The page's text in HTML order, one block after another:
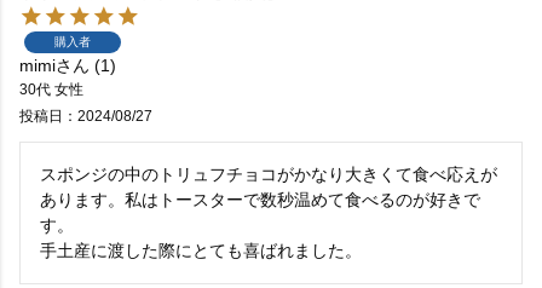
購入者
mimi 1
30代 女性
投稿日
2024/08/27
スポンジの中のトリュフチョコがかなり大きくて食べ応えが
あります。私はトースターで数秒温めて食べるのが好きで
す。
手土産に渡した際にとても喜ばれました。